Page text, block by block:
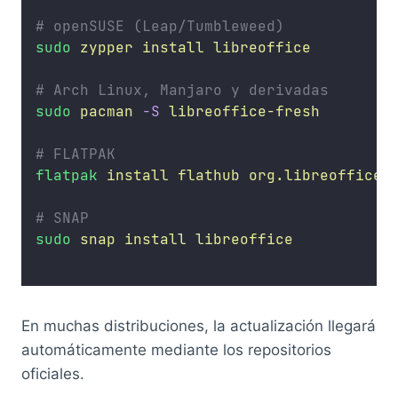
# openSUSE (Leap/Tumbleweed)
sudo zypper install libreoffice
# Arch Linux, Manjaro y derivadas
sudo pacman -S libreoffice-fresh
# FLATPAK
flatpak install flathub
# SNAP
sudo snap install libreoffice
En muchas distribuciones, la actualización llegará
automáticamente mediante los repositorios
oficiales.